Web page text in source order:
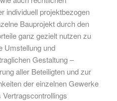
individuell projektbezogen
Bauprojekt durch den
ganz gezielt nutzen zu
Umstellung und
Gestaltung –
aller Beteiligten und zur
der einzelnen Gewerke